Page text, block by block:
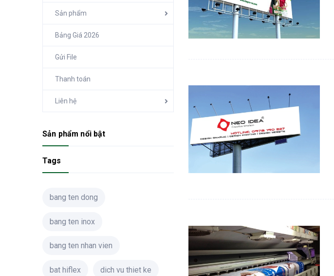
Sản phẩm
Bảng Giá 2026
Gửi File
Thanh toán
Liên hệ
Sản phẩm nổi bật
Tags
bang ten dong
bang ten inox
bang ten nhan vien
bat hiflex dich vu thiet ke